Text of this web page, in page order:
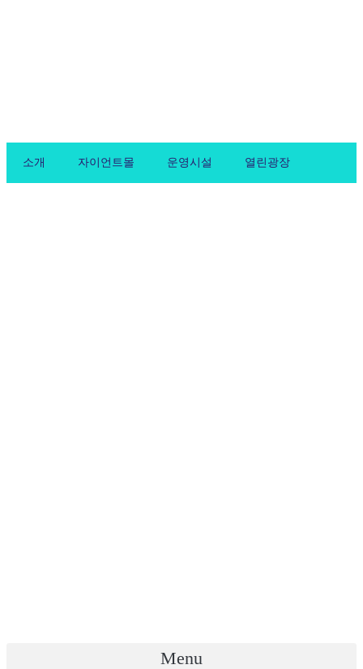
소개 자이언트몰 운영시설 열린광장
Menu